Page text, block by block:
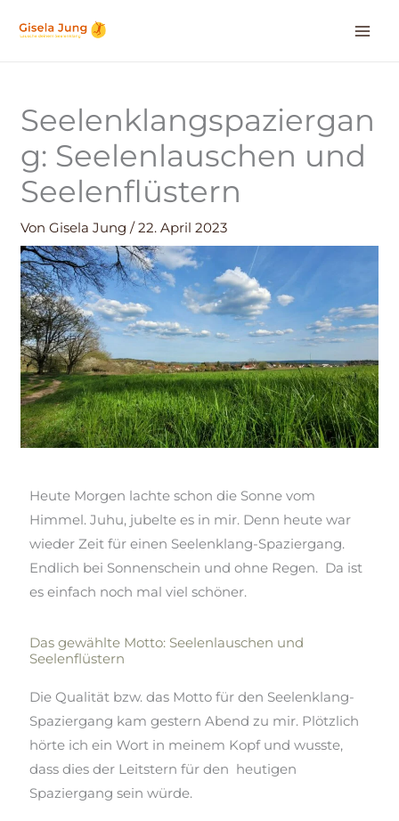
Inhalt
Seelenklangspaziergan
g: Seelenlauschen und
Seelenflüstern
VonGisela Jung/22. April 2023
Heute Morgen lachte schon die Sonne vom
Himmel. Juhu, jubelte es in mir. Denn heute war
wieder Zeit für einen Seelenklang-Spaziergang.
Endlich bei Sonnenschein und ohne Regen. Da ist
es einfach noch mal viel schöner.
Das gewählte Motto: Seelenlauschen und
Seelenflüstern
Die Qualität bzw. das Motto für den Seelenklang-
Spaziergang kam gestern Abend zu mir. Plötzlich
hörte ich ein Wort in meinem Kopf und wusste,
dass dies der Leitstern für den heutigen
Spaziergang sein würde.